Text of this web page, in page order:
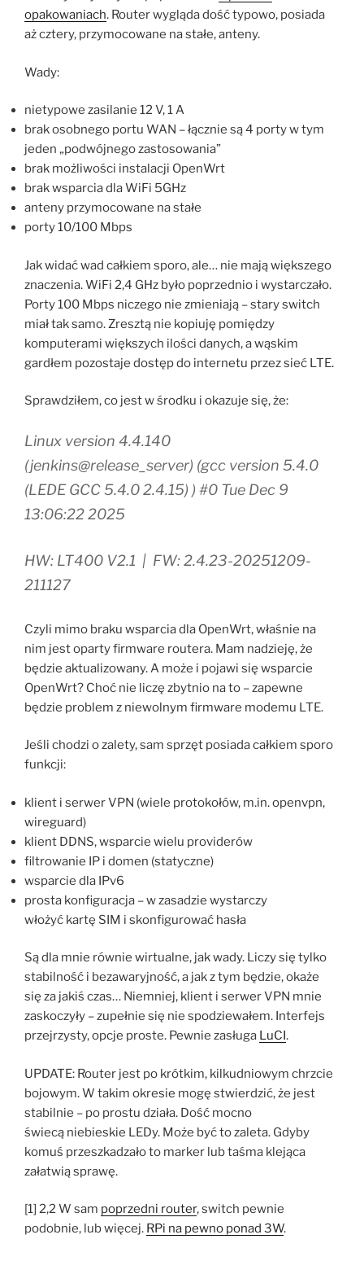
opakowaniach. Router wygląda dość typowo, posiada
aż cztery, przymocowane na stałe, anteny.
Wady:
nietypowe zasilanie 12 V, 1 A
brak osobnego portu WAN – łącznie są 4 porty w tym
jeden „podwójnego zastosowania”
brak możliwości instalacji OpenWrt
brak wsparcia dla WiFi 5GHz
anteny przymocowane na stałe
porty 10/100 Mbps
Jak widać wad całkiem sporo, ale… nie mają większego
znaczenia. WiFi 2,4 GHz było poprzednio i wystarczało.
Porty 100 Mbps niczego nie zmieniają – stary switch
miał tak samo. Zresztą nie kopiuję pomiędzy
komputerami większych ilości danych, a wąskim
gardłem pozostaje dostęp do internetu przez sieć LTE.
Sprawdziłem, co jest w środku i okazuje się, że:
Linux version 4.4.140
(jenkins@release_server) (gcc version 5.4.0
(LEDE GCC 5.4.0 2.4.15) ) #0 Tue Dec 9
13:06:22 2025
HW: LT400 V2.1 | FW: 2.4.23-20251209-
211127
Czyli mimo braku wsparcia dla OpenWrt, właśnie na
nim jest oparty firmware routera. Mam nadzieję, że
będzie aktualizowany. A może i pojawi się wsparcie
OpenWrt? Choć nie liczę zbytnio na to – zapewne
będzie problem z niewolnym firmware modemu LTE.
Jeśli chodzi o zalety, sam sprzęt posiada całkiem sporo
funkcji:
klient i serwer VPN (wiele protokołów, m.in. openvpn,
wireguard)
klient DDNS, wsparcie wielu providerów
filtrowanie IP i domen (statyczne)
wsparcie dla IPv6
prosta konfiguracja – w zasadzie wystarczy
włożyć kartę SIM i skonfigurować hasła
Są dla mnie równie wirtualne, jak wady. Liczy się tylko
stabilność i bezawaryjność, a jak z tym będzie, okaże
się za jakiś czas… Niemniej, klient i serwer VPN mnie
zaskoczyły – zupełnie się nie spodziewałem. Interfejs
przejrzysty, opcje proste. Pewnie zasługa LuCI.
UPDATE: Router jest po krótkim, kilkudniowym chrzcie
bojowym. W takim okresie mogę stwierdzić, że jest
stabilnie – po prostu działa. Dość mocno
świecą niebieskie LEDy. Może być to zaleta. Gdyby
komuś przeszkadzało to marker lub taśma klejąca
załatwią sprawę.
[1] 2,2 W sam poprzedni router, switch pewnie
podobnie, lub więcej. RPi na pewno ponad 3W.